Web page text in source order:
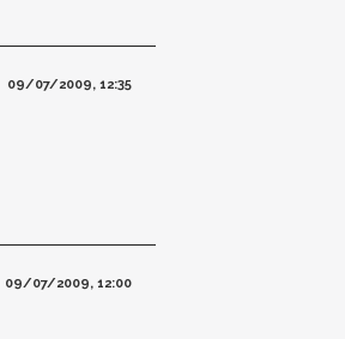
09/07/2009, 12:35
09/07/2009, 12:00